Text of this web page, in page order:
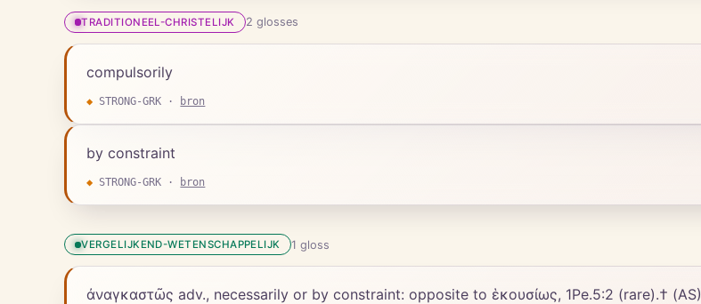
TRADITIONEEL-CHRISTELIJK 2 glosses
compulsorily
◆ STRONG-GRK · bron
by constraint
◆ STRONG-GRK · bron
VERGELIJKEND-WETENSCHAPPELIJK 1 gloss
ἀναγκαστῶς adv., necessarily or by constraint: opposite to ἑκουσίως, 1Pe.5:2 (rare).† (AS)